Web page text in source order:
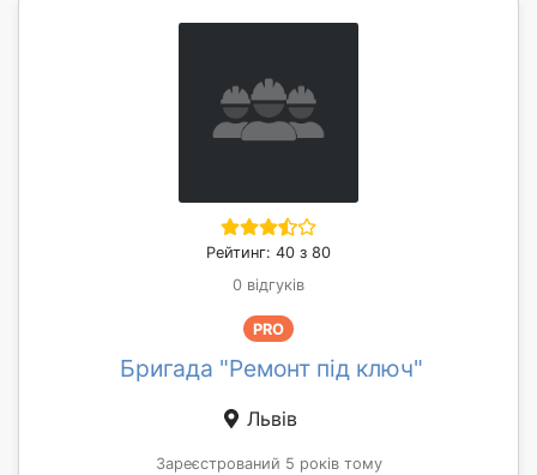
Рейтинг: 40 з 80
0 відгуків
PRO
Бригада "Ремонт під ключ"
Львів
Зареєстрований 5 років тому